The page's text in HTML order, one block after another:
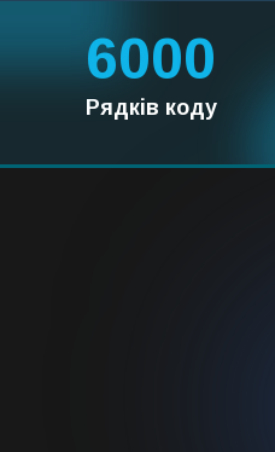
6000
Рядків коду